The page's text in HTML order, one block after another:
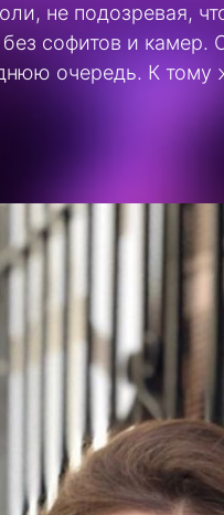
не подозревая,
софитов и камер.
очередь. К тому